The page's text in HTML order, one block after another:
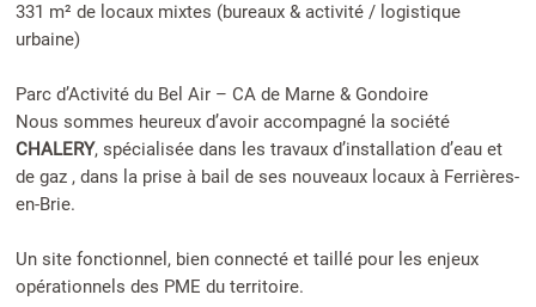
331 m² de locaux mixtes (bureaux & activité / logistique
urbaine)
Parc d’Activité du Bel Air – CA de Marne & Gondoire
Nous sommes heureux d’avoir accompagné la société
CHALERY, spécialisée dans les travaux d’installation d’eau et
de gaz , dans la prise à bail de ses nouveaux locaux à Ferrières-
en-Brie.
Un site fonctionnel, bien connecté et taillé pour les enjeux
opérationnels des PME du territoire.